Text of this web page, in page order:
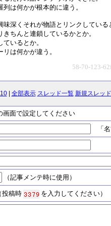
は何かが根本的に違う。
深くそれが物語とリンクしている
ちんと連鎖しているかとか。
いるとか。
は何かが違う。
58-70-123-
10| 全部表示 スレッド一覧 新規スレッ
画面で設定してください
「名
（記事メンテ時に使用）
投稿時 を入力してください）